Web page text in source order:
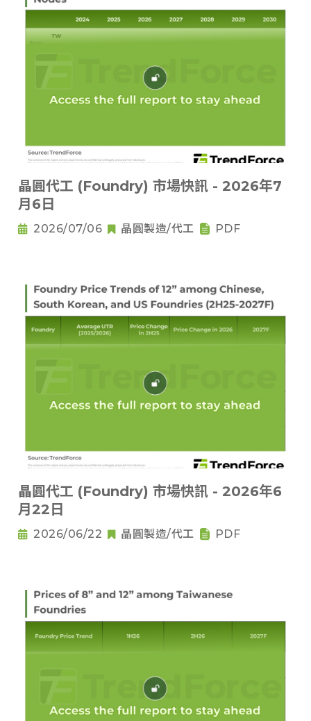
晶圓代工 (Foundry) 市場快訊 - 2026年7
月6日
2026/07/06 晶圓製造/代工 PDF
晶圓代工 (Foundry) 市場快訊 - 2026年6
月22日
2026/06/22 晶圓製造/代工 PDF